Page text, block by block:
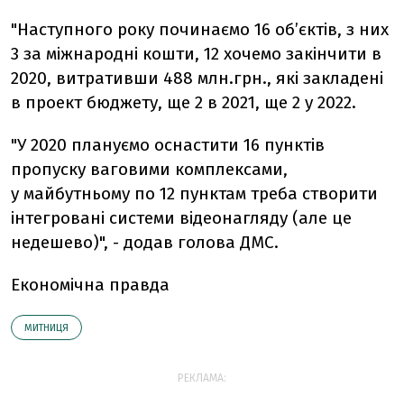
"Наступного року починаємо 16 об’єктів, з них
3 за міжнародні кошти, 12 хочемо закінчити в
2020, витративши 488 млн.грн., які закладені
в проект бюджету, ще 2 в 2021, ще 2 у 2022.
"У 2020 плануємо оснастити 16 пунктів
пропуску ваговими комплексами,
у майбутньому по 12 пунктам треба створити
інтегровані системи відеонагляду (але це
недешево)", - додав голова ДМС.
Економічна правда
МИТНИЦЯ
РЕКЛАМА: